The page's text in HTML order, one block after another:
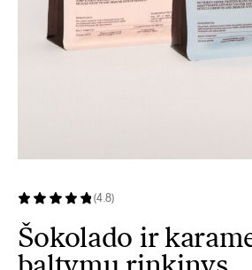
(4.8)
Šokolado ir